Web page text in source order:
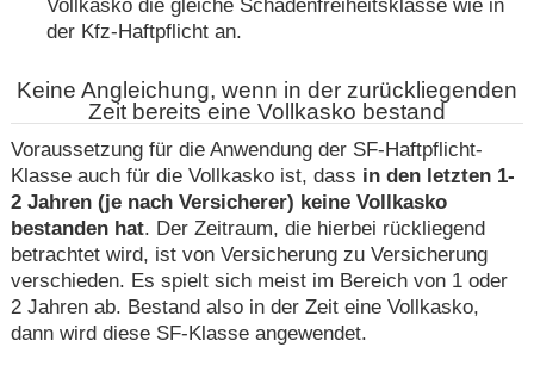
Vollkasko die gleiche Schadenfreiheitsklasse wie in
der Kfz-Haftpflicht an.
Keine Angleichung, wenn in der zurückliegenden
Zeit bereits eine Vollkasko bestand
Voraussetzung für die Anwendung der SF-Haftpflicht-
Klasse auch für die Vollkasko ist, dass in den letzten 1-
2 Jahren (je nach Versicherer) keine Vollkasko
bestanden hat. Der Zeitraum, die hierbei rückliegend
betrachtet wird, ist von Versicherung zu Versicherung
verschieden. Es spielt sich meist im Bereich von 1 oder
2 Jahren ab. Bestand also in der Zeit eine Vollkasko,
dann wird diese SF-Klasse angewendet.